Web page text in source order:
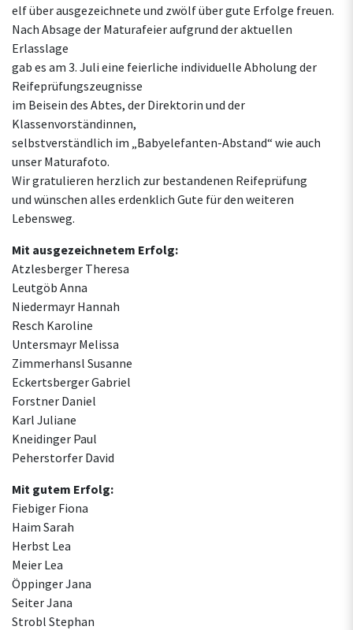
elf über ausgezeichnete und zwölf über gute Erfolge freuen.
Nach Absage der Maturafeier aufgrund der aktuellen
Erlasslage
gab es am 3. Juli eine feierliche individuelle Abholung der
Reifeprüfungszeugnisse
im Beisein des Abtes, der Direktorin und der
Klassenvorständinnen,
selbstverständlich im „Babyelefanten-Abstand“ wie auch
unser Maturafoto.
Wir gratulieren herzlich zur bestandenen Reifeprüfung
und wünschen alles erdenklich Gute für den weiteren
Lebensweg.
Mit ausgezeichnetem Erfolg:
Atzlesberger Theresa
Leutgöb Anna
Niedermayr Hannah
Resch Karoline
Untersmayr Melissa
Zimmerhansl Susanne
Eckertsberger Gabriel
Forstner Daniel
Karl Juliane
Kneidinger Paul
Peherstorfer David
Mit gutem Erfolg:
Fiebiger Fiona
Haim Sarah
Herbst Lea
Meier Lea
Öppinger Jana
Seiter Jana
Strobl Stephan